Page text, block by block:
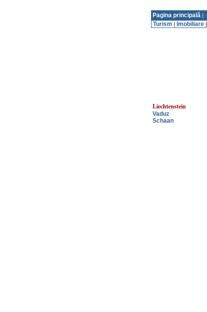
Pagina principală |
Turism | Imobiliare |
Liechtenstein
Vaduz
Schaan